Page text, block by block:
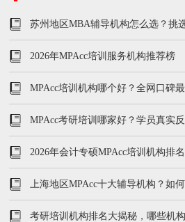
苏州地区MBA辅导机构怎么选？挑
2026年MPAcc培训服务机构推荐榜
MPAcc培训机构哪个好？全网口碑
MPAcc考研培训哪家好？学员真实
2026年会计专硕MPAcc培训机构排
上海地区MPAcc十大辅导机构？如
考研培训机构排名大揭秘，哪些机